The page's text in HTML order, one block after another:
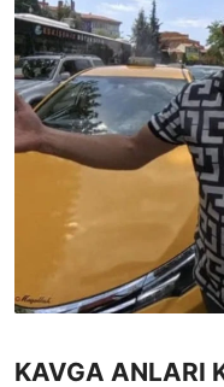
KAVGA ANLARI